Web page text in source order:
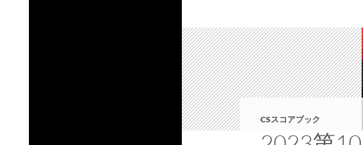
CSスコアブック